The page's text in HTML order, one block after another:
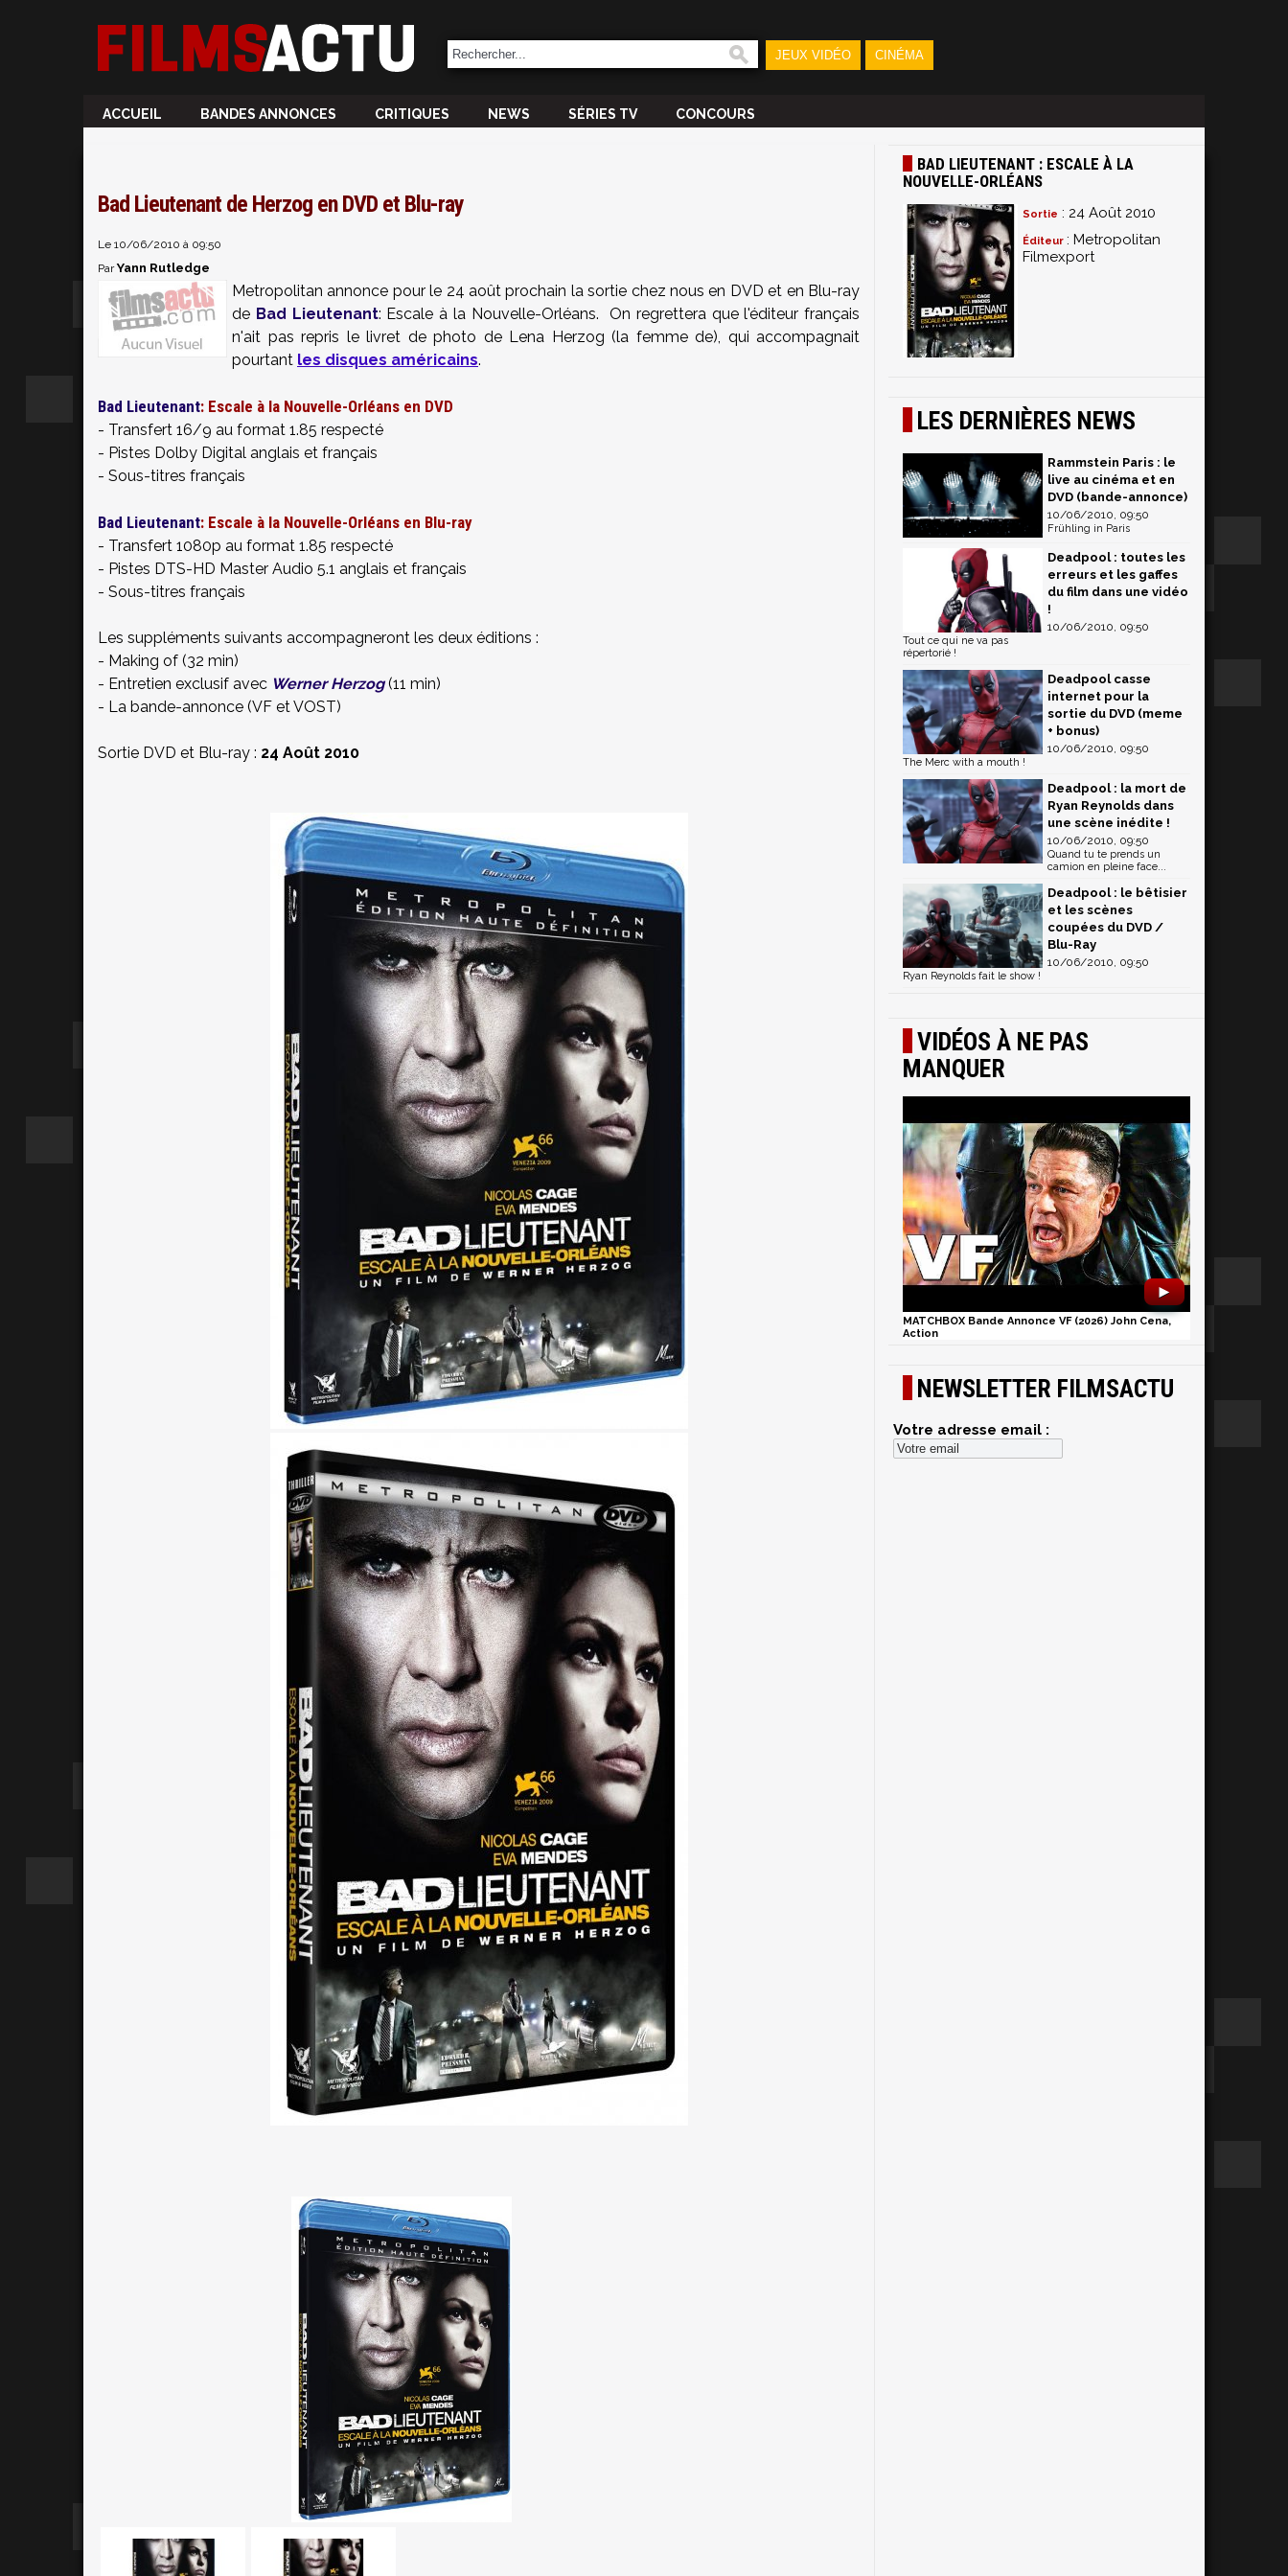
JEUX VIDÉO CINÉMA
ACCUEIL BANDES ANNONCES CRITIQUES NEWS SÉRIES TV CONCOURS
Bad Lieutenant de Herzog en DVD et Blu-ray
Le 10/06/2010 à 09:50
ParYann Rutledge
Metropolitan annonce pour le 24 août prochain la sortie chez nous en DVD et en Blu-ray
de Bad Lieutenant: Escale à la Nouvelle-Orléans. On regrettera que l'éditeur français
n'ait pas repris le livret de photo de Lena Herzog (la femme de), qui accompagnait
pourtant les disques américains.
Bad Lieutenant: Escale à la Nouvelle-Orléans en DVD
- Transfert 16/9 au format 1.85 respecté
- Pistes Dolby Digital anglais et français
- Sous-titres français
Bad Lieutenant: Escale à la Nouvelle-Orléans en Blu-ray
- Transfert 1080p au format 1.85 respecté
- Pistes DTS-HD Master Audio 5.1 anglais et français
- Sous-titres français
Les suppléments suivants accompagneront les deux éditions :
- Making of (32 min)
- Entretien exclusif avec Werner Herzog(11 min)
- La bande-annonce (VF et VOST)
Sortie DVD et Blu-ray : 24 Août 2010
BAD LIEUTENANT : ESCALE À LA
NOUVELLE-ORLÉANS
Sortie : 24 Août 2010
Éditeur : Metropolitan
Filmexport
LES DERNIÈRES NEWS
Rammstein Paris : le
live au cinéma et en
DVD (bande-annonce)
10/06/2010, 09:50
Frühling in Paris
Deadpool : toutes les
erreurs et les gaffes
du film dans une vidéo
!
10/06/2010, 09:50
Tout ce qui ne va pas
répertorié !
Deadpool casse
internet pour la
sortie du DVD (meme
+ bonus)
10/06/2010, 09:50
The Merc with a mouth !
Deadpool : la mort de
Ryan Reynolds dans
une scène inédite !
10/06/2010, 09:50
Quand tu te prends un
camion en pleine face...
Deadpool : le bêtisier
et les scènes
coupées du DVD /
Blu-Ray
10/06/2010, 09:50
Ryan Reynolds fait le show !
VIDÉOS À NE PAS
MANQUER
►
MATCHBOX Bande Annonce VF (2026) John Cena,
Action
NEWSLETTER FILMSACTU
Votre adresse email :